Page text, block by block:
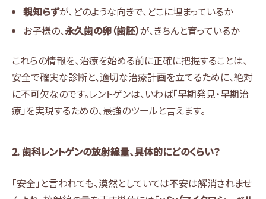
親知らずが、どのような向きで、どこに埋まっているか
お子様の、永久歯の卵（歯胚）が、きちんと育っているか
これらの情報を、治療を始める前に正確に把握することは、
安全で確実な診断と、適切な治療計画を立てるために、絶対
に不可欠なのです。レントゲンは、いわば「早期発見・早期治
療」を実現するための、最強のツールと言えます。
2. 歯科レントゲンの放射線量、具体的にどのくらい？
「安全」と言われても、漠然としていては不安は解消されませ